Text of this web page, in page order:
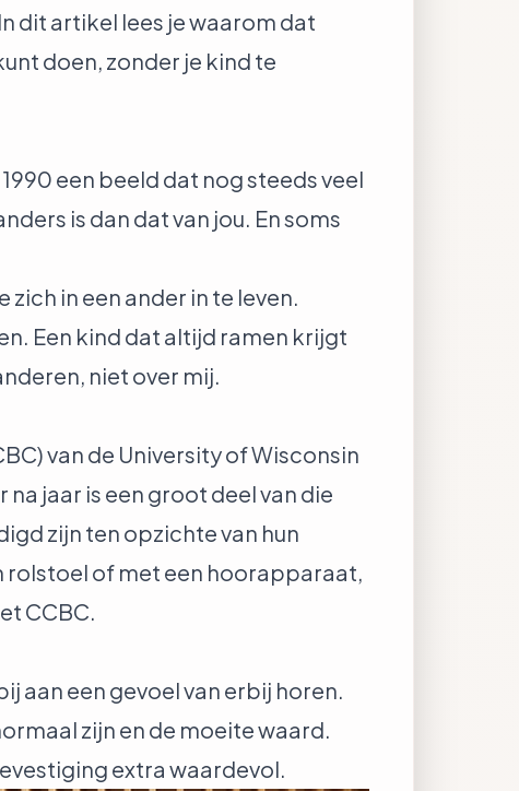
dit artikel lees je waarom dat
doen, zonder je kind te
een beeld dat nog steeds veel
is dan dat van jou. En soms
in een ander in te leven.
Een kind dat altijd ramen krijgt
niet over mij.
van de University of Wisconsin
jaar is een groot deel van die
zijn ten opzichte van hun
rolstoel of met een hoorapparaat,
CCBC.
aan een gevoel van erbij horen.
zijn en de moeite waard.
extra waardevol.